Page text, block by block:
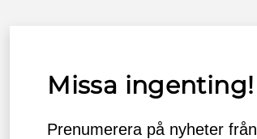
Missa ingenting!
Prenumerera på nyheter från